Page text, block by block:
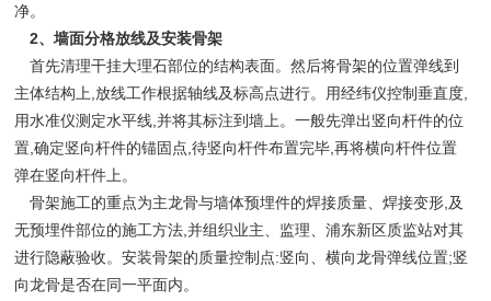
净。
2、墙面分格放线及安装骨架
首先清理干挂大理石部位的结构表面。然后将骨架的位置弹线到
主体结构上,放线工作根据轴线及标高点进行。用经纬仪控制垂直度,
用水准仪测定水平线,并将其标注到墙上。一般先弹出竖向杆件的位
置,确定竖向杆件的锚固点,待竖向杆件布置完毕,再将横向杆件位置
弹在竖向杆件上。
骨架施工的重点为主龙骨与墙体预埋件的焊接质量、焊接变形,及
无预埋件部位的施工方法,并组织业主、监理、浦东新区质监站对其
进行隐蔽验收。安装骨架的质量控制点:竖向、横向龙骨弹线位置;竖
向龙骨是否在同一平面内。